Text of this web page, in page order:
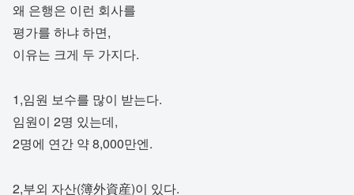
왜 은행은 이런 회사를
평가를 하냐 하면,
이유는 크게 두 가지다.
1,임원 보수를 많이 받는다.
임원이 2명 있는데,
2명에 연간 약 8,000만엔.
2,부외 자산(簿外資産)이 있다.